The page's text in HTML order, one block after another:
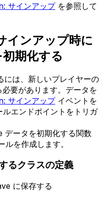
サインアップを参照して
インアップ時に
期化する
には、新しいプレイヤーの
要があります。データを
サインアップイベントを
エンドポイントをトリガ
データを初期化する関数
を作成します。
るクラスの定義
に保存する